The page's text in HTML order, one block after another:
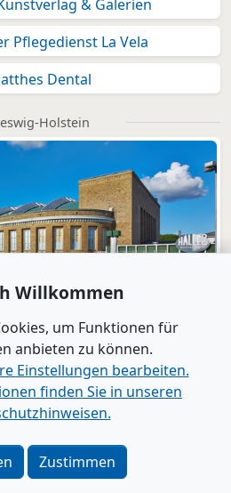
Holstein
|Barrierefreiheit
Quelle merken
Willkommen
um Funktionen für
anbieten zu können.
Einstellungen bearbeiten.
finden Sie in unseren
Zustimmen